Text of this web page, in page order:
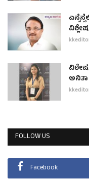
ವಿಶೇಷ
FOLLOW US
Facebook